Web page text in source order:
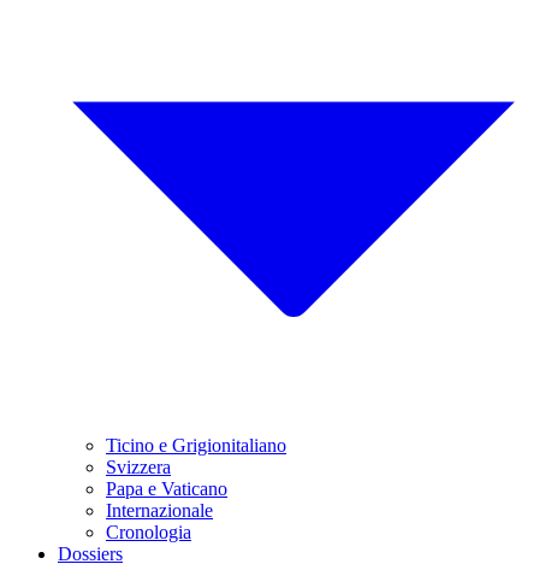
Ticino e Grigionitaliano
Svizzera
Papa e Vaticano
Internazionale
Cronologia
Dossiers